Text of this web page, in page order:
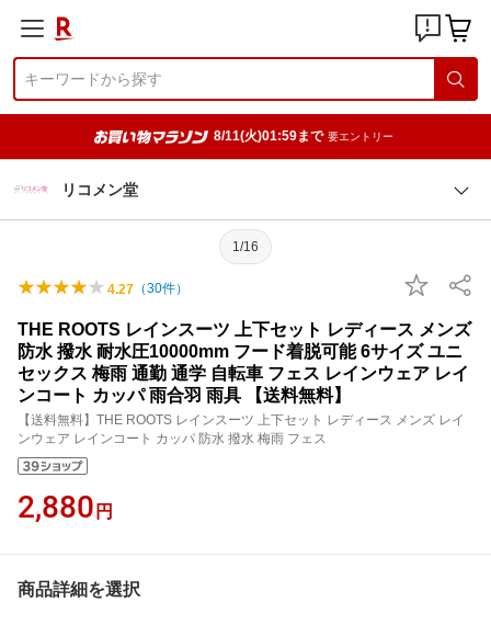
8/11(火)01:59まで 要エントリー
リコメン堂
1/16
4.27 （30件）
THE ROOTS レインスーツ 上下セット レディース メンズ
防水 撥水 耐水圧10000mm フード着脱可能 6サイズ ユニ
セックス 梅雨 通勤 通学 自転車 フェス レインウェア レイ
ンコート カッパ 雨合羽 雨具 【送料無料】
【送料無料】THE ROOTS レインスーツ 上下セット レディース メンズ レイ
ンウェア レインコート カッパ 防水 撥水 梅雨 フェス
2,880 円
商品詳細を選択